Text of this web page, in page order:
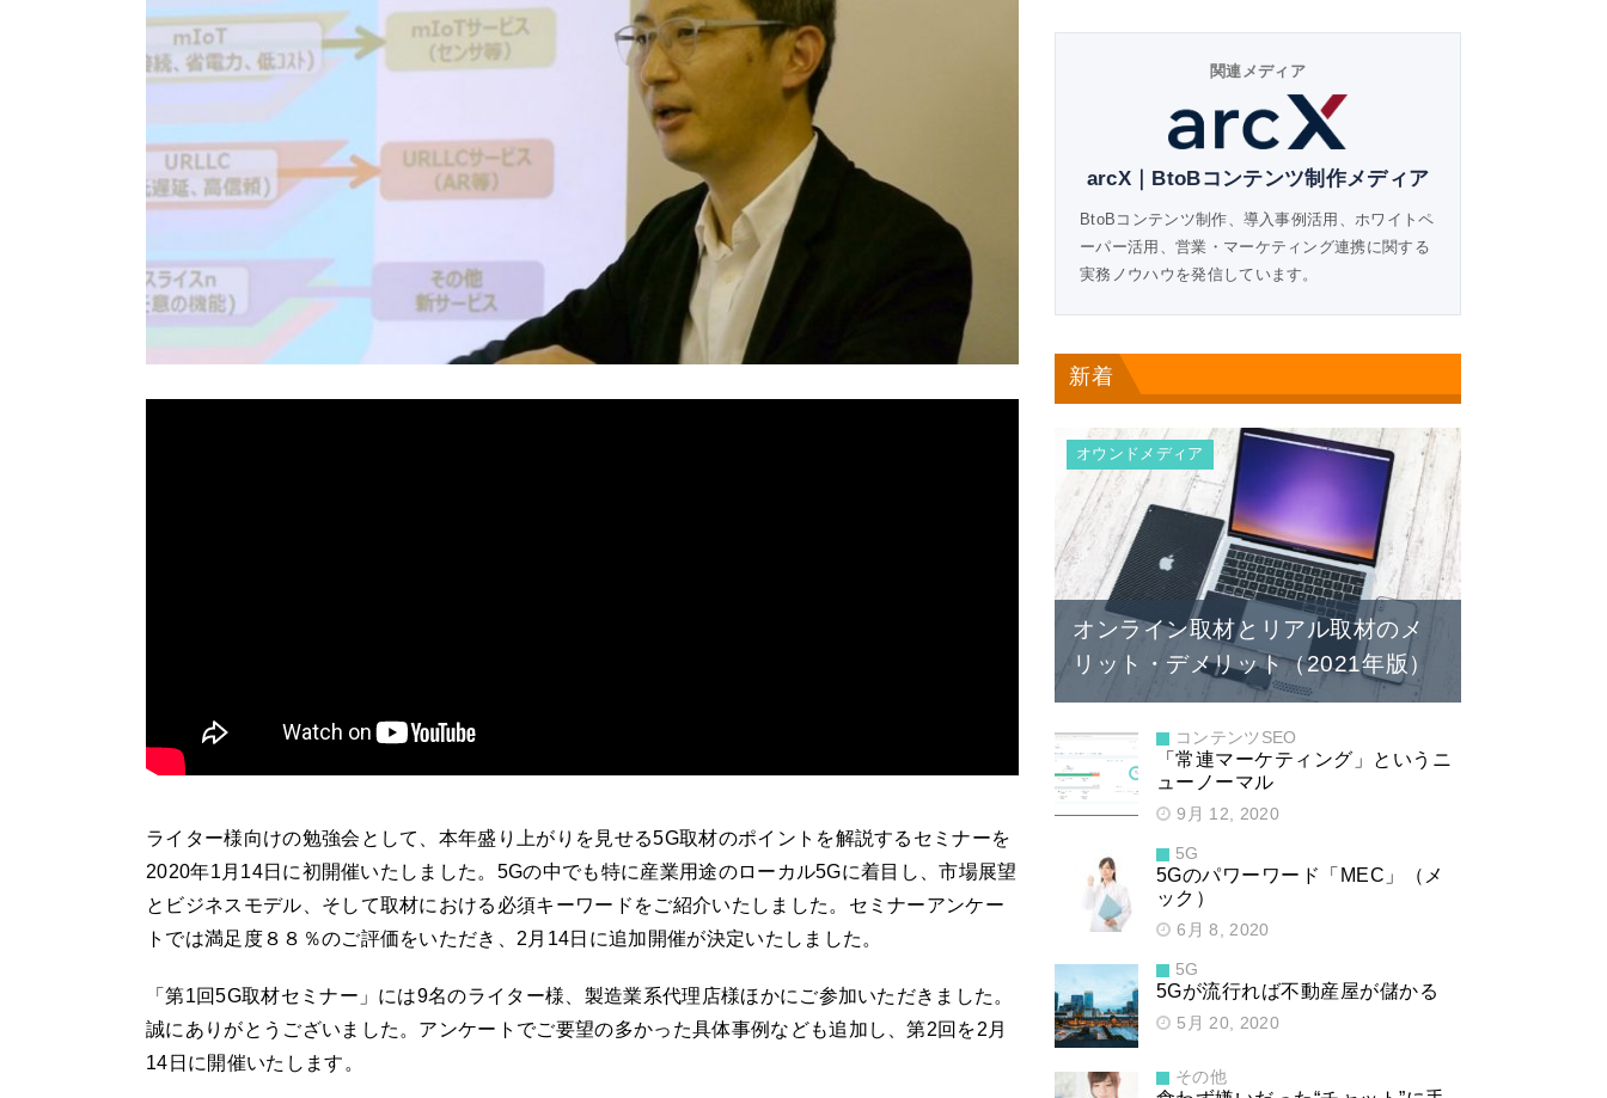
ライター様向けの勉強会として、本年盛り上がりを見せる5G取材のポイントを解説するセミナーを
2020年1月14日に初開催いたしました。5Gの中でも特に産業用途のローカル5Gに着目し、市場展望
とビジネスモデル、そして取材における必須キーワードをご紹介いたしました。セミナーアンケー
トでは満足度８８％のご評価をいただき、2月14日に追加開催が決定いたしました。
「第1回5G取材セミナー」には9名のライター様、製造業系代理店様ほかにご参加いただきました。
誠にありがとうございました。アンケートでご要望の多かった具体事例なども追加し、第2回を2月
14日に開催いたします。
関連メディア
arcX｜BtoBコンテンツ制作メディア
BtoBコンテンツ制作、導入事例活用、ホワイトペ
ーパー活用、営業・マーケティング連携に関する
実務ノウハウを発信しています。
新着
オウンドメディア
オンライン取材とリアル取材のメ
リット・デメリット（2021年版）
コンテンツSEO
「常連マーケティング」というニ
ューノーマル
9月 12, 2020
5G
5Gのパワーワード「MEC」（メ
ック）
6月 8, 2020
5G
5Gが流行れば不動産屋が儲かる
5月 20, 2020
その他